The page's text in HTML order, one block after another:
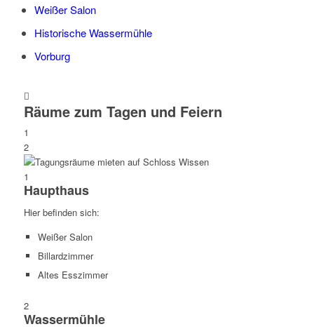
Weißer Salon
Historische Wassermühle
Vorburg
Räume zum Tagen und Feiern
1
2
1
Haupthaus
Hier befinden sich:
Weißer Salon
Billardzimmer
Altes Esszimmer
2
Wassermühle